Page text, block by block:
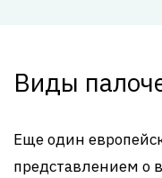
Виды
Еще один
представлением о